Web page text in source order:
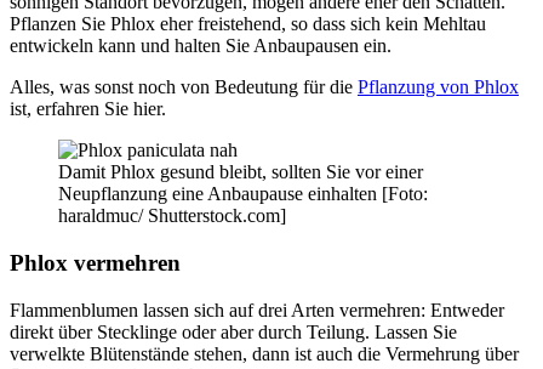
Pflanzen Sie Phlox eher freistehend, so dass sich kein Mehltau
entwickeln kann und halten Sie Anbaupausen ein.
Alles, was sonst noch von Bedeutung für die Pflanzung von Phlox
ist, erfahren Sie hier.
Damit Phlox gesund bleibt, sollten Sie vor einer
Neupflanzung eine Anbaupause einhalten [Foto:
haraldmuc/ Shutterstock.com]
Phlox vermehren
Flammenblumen lassen sich auf drei Arten vermehren: Entweder
direkt über Stecklinge oder aber durch Teilung. Lassen Sie
verwelkte Blütenstände stehen, dann ist auch die Vermehrung über